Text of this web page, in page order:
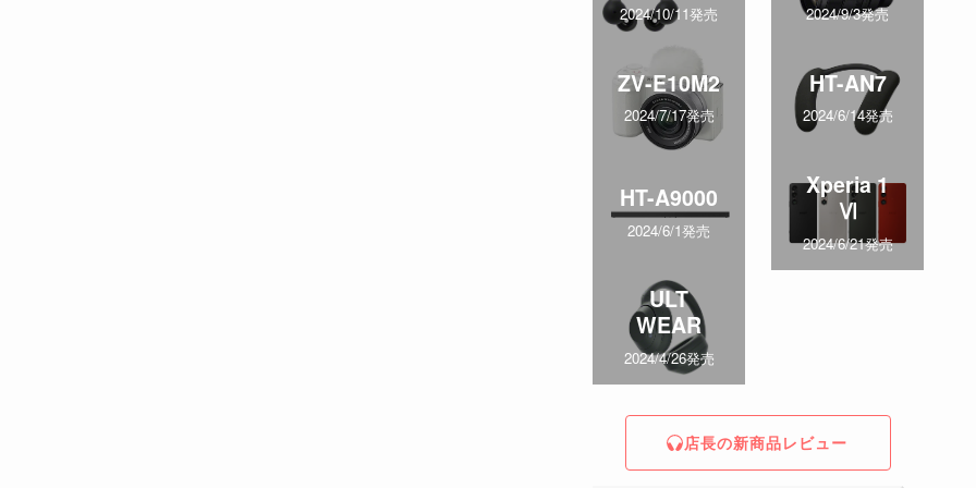
2024/10/11発売 2024/9/3発売
ZV-E10M2
2024/7/17発売
HT-AN7
2024/6/14発売
HT-A9000
2024/6/1発売
Xperia 1
Ⅵ
2024/6/21発売
ULT
WEAR
2024/4/26発売
店長の新商品レビュー